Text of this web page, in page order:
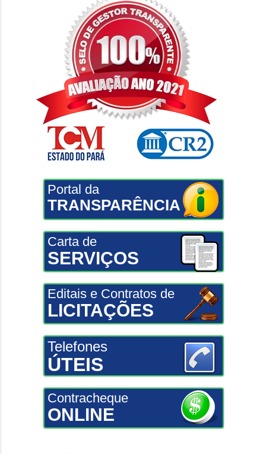
Portal da
TRANSPARÊNCIA
Carta de
SERVIÇOS
Editais e Contratos de
LICITAÇÕES
Telefones
ÚTEIS
Contracheque
ONLINE